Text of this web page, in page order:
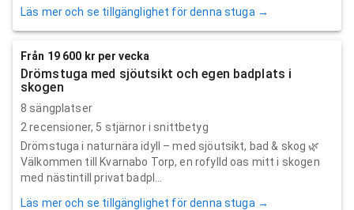
Läs mer och se tillgänglighet för denna stuga →
Från 19 600 kr per vecka
Drömstuga med sjöutsikt och egen badplats i
skogen
8 sängplatser
2 recensioner, 5 stjärnor i snittbetyg
Drömstuga i naturnära idyll – med sjöutsikt, bad & skog 🌿
Välkommen till Kvarnabo Torp, en rofylld oas mitt i skogen
med nästintill privat badpl...
Läs mer och se tillgänglighet för denna stuga →